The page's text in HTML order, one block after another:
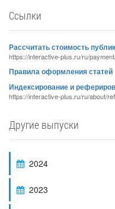
Ссылки
Рассчитать стоимость
https://interactive-plus.ru/ru/
Правила оформления статей
Индексирование и
https://interactive-plus.ru/ru/about/
Другие выпуски
2024
2023